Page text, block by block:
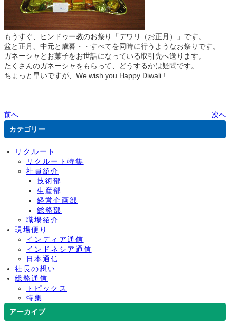
もうすぐ、ヒンドゥー教のお祭り「デワリ（お正月）」です。
盆と正月、中元と歳暮・・すべてを同時に行うようなお祭りです。
ガネーシャとお菓子をお世話になっている取引先へ送ります。
たくさんのガネーシャをもらって、どうするかは疑問です。
ちょっと早いですが、We wish you Happy Diwali !
前へ
次へ
カテゴリー
リクルート
リクルート特集
社員紹介
技術部
生産部
経営企画部
総務部
職場紹介
現場便り
インディア通信
インドネシア通信
日本通信
社長の想い
総務通信
トピックス
特集
アーカイブ